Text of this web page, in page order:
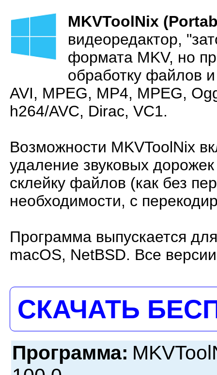
MKVToolNix
видеоредактор,
формата MKV, но
обработку файлов
AVI, MPEG, MP4, MPEG,
h264/AVC, Dirac, VC1.
Возможности MKVToolNix
удаление звуковых
склейку файлов (как без
необходимости, с
Программа выпускается
macOS, NetBSD. Все
СКАЧАТЬ
Программа: